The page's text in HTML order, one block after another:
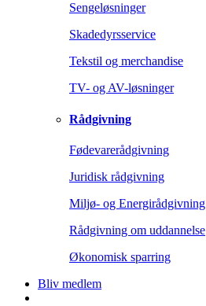
Sengeløsninger
Skadedyrsservice
Tekstil og merchandise
TV- og AV-løsninger
Rådgivning
Fødevarerådgivning
Juridisk rådgivning
Miljø- og Energirådgivning
Rådgivning om uddannelse
Økonomisk sparring
Bliv medlem